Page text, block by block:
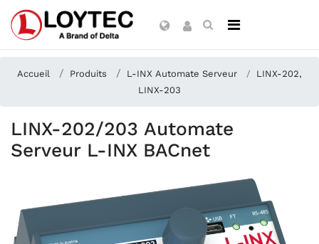
Accueil Produits L-INX Automate Serveur
LINX-202,
LINX-203
LINX-202/203 Automate
Serveur L-INX BACnet